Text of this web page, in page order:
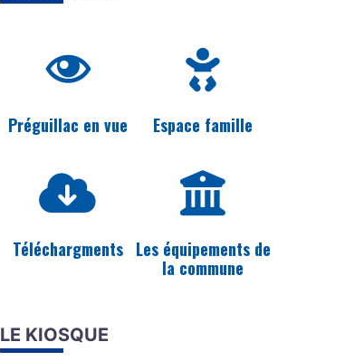
Préguillac en vue Espace famille
Téléchargments Les équipements de
la commune
LE KIOSQUE